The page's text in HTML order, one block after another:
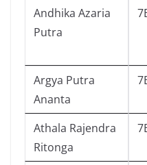
Andhika Azaria
Putra
Argya Putra
Ananta
Athala Rajendra
Ritonga